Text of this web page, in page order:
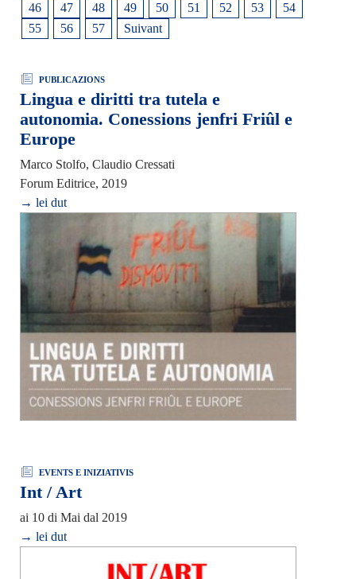
46
47 48 49 50 51 52 53
54
55
56 57 Suivant
PUBLICAZIONS
Lingua e diritti tra tutela e
autonomia. Conessions jenfri Friûl e
Europe
Marco Stolfo, Claudio Cressati
Forum Editrice, 2019
→ lei dut
EVENTS E INIZIATIVIS
Int / Art
ai 10 di Mai dal 2019
→ lei dut